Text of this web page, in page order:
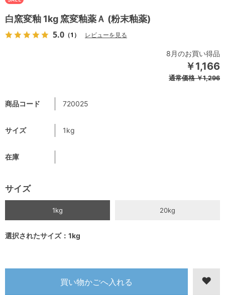
白窯変釉 1kg 窯変釉薬Ａ (粉末釉薬)
5.0 （1） レビューを見る
8月のお買い得品
￥1,166
通常価格￥1,296
商品コード 720025
サイズ 1kg
在庫
サイズ
1kg 20kg
選択されたサイズ：1kg